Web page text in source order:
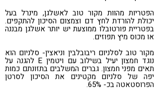
הפטריות מהוות מקור טוב לאשלגן, מינרל בעל
יכולת להורדת לחץ דם וצמצום הסיכון להתקפים.
בפטריית פורטובלו ממוצעת יש יותר אשלגן מבננה
או מכוס מיץ תפוזים.
מקור טוב לסלניום ריבובלבין וניאצין- סלניום הוא
נוגד חמצון יעיל בשילוב עם ויטמין E להגנה על
תאים מפני חמצון. גברים המשלבים בתזונתם כמות
יפה של סלניום מקטינים את הסיכון לסרטן
הפרוסטאטה בכ- 65%.